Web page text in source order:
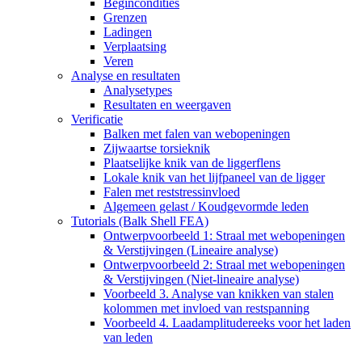
Begincondities
Grenzen
Ladingen
Verplaatsing
Veren
Analyse en resultaten
Analysetypes
Resultaten en weergaven
Verificatie
Balken met falen van webopeningen
Zijwaartse torsieknik
Plaatselijke knik van de liggerflens
Lokale knik van het lijfpaneel van de ligger
Falen met reststressinvloed
Algemeen gelast / Koudgevormde leden
Tutorials (Balk Shell FEA)
Ontwerpvoorbeeld 1: Straal met webopeningen
& Verstijvingen (Lineaire analyse)
Ontwerpvoorbeeld 2: Straal met webopeningen
& Verstijvingen (Niet-lineaire analyse)
Voorbeeld 3. Analyse van knikken van stalen
kolommen met invloed van restspanning
Voorbeeld 4. Laadamplitudereeks voor het laden
van leden